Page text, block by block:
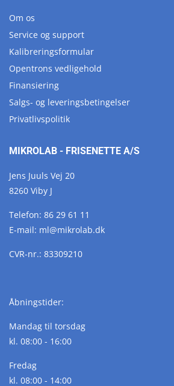
Om os
Service og support
Kalibreringsformular
Opentrons vedligehold
Finansiering
Salgs- og leveringsbetingelser
Privatlivspolitik
MIKROLAB - FRISENETTE A/S
Jens Juuls Vej 20
8260 Viby J
Telefon: 86 29 61 11
E-mail: ml@mikrolab.dk
CVR-nr.: 83309210
Åbningstider:
Mandag til torsdag
kl. 08:00 - 16:00
Fredag
kl. 08:00 - 14:00